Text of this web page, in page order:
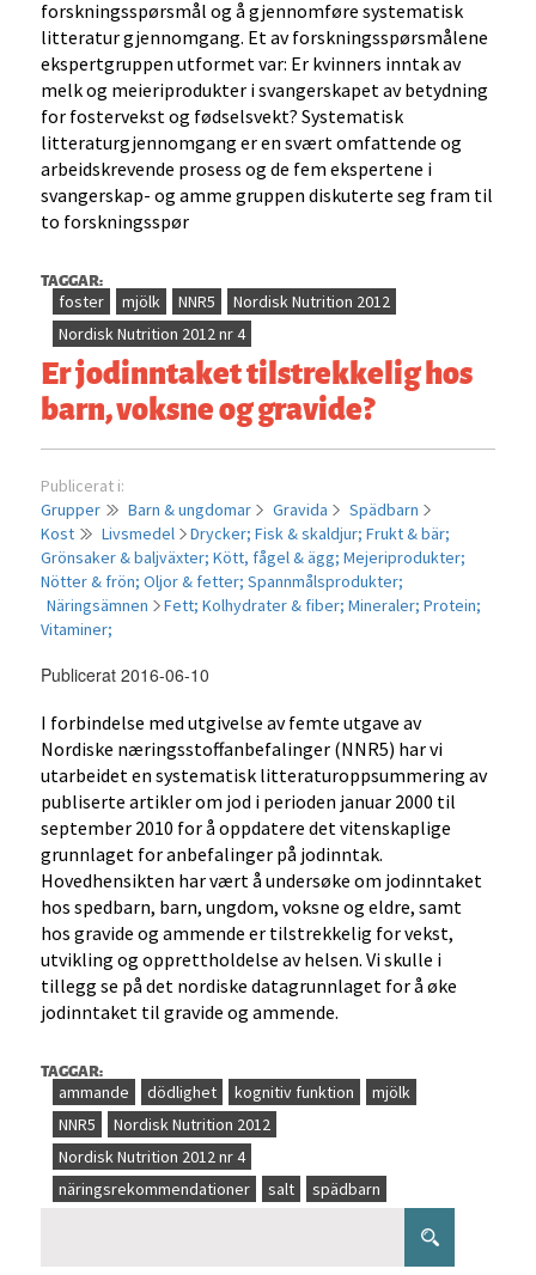
forskningsspørsmål og å gjennomføre systematisk
litteratur gjennomgang. Et av forskningsspørsmålene
ekspertgruppen utformet var: Er kvinners inntak av
melk og meieriprodukter i svangerskapet av betydning
for fostervekst og fødselsvekt? Systematisk
litteraturgjennomgang er en svært omfattende og
arbeidskrevende prosess og de fem ekspertene i
svangerskap- og amme gruppen diskuterte seg fram til
to forskningsspør
TAGGAR:
foster mjölk NNR5
Nordisk Nutrition 2012
Nordisk Nutrition 2012 nr 4
Er jodinntaket tilstrekkelig hos
barn, voksne og gravide?
Publicerat i:
Grupper
Barn & ungdomar Gravida
Spädbarn
Kost
Livsmedel Drycker;Fisk & skaldjur;Frukt & bär;
Grönsaker & baljväxter;Kött, fågel & ägg;Mejeriprodukter;
Nötter & frön;Oljor & fetter;Spannmålsprodukter;
Näringsämnen
Fett;Kolhydrater & fiber;Mineraler;Protein;
Vitaminer;
Publicerat 2016-06-10
I forbindelse med utgivelse av femte utgave av
Nordiske næringsstoffanbefalinger (NNR5) har vi
utarbeidet en systematisk litteraturoppsummering av
publiserte artikler om jod i perioden januar 2000 til
september 2010 for å oppdatere det vitenskaplige
grunnlaget for anbefalinger på jodinntak.
Hovedhensikten har vært å undersøke om jodinntaket
hos spedbarn, barn, ungdom, voksne og eldre, samt
hos gravide og ammende er tilstrekkelig for vekst,
utvikling og opprettholdelse av helsen. Vi skulle i
tillegg se på det nordiske datagrunnlaget for å øke
jodinntaket til gravide og ammende.
TAGGAR:
ammande dödlighet kognitiv funktion
mjölk
NNR5
Nordisk Nutrition 2012
Nordisk Nutrition 2012 nr 4
näringsrekommendationer
salt spädbarn